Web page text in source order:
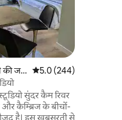
की जग औसत रेटिंग 5 में से 5.0,
5.0 (244)
सुंदर कैम रिवर
कैम्ब्रिज के बीचों-
है। इस खूबसूरती से